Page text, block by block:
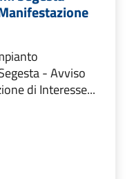
- Avviso
di Interesse...